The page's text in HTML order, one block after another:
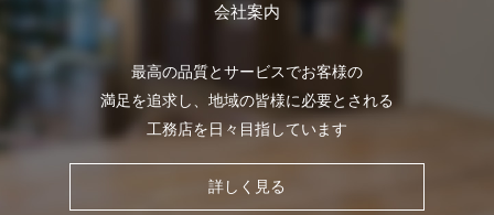
会社案内
最高の品質とサービスでお客様の
満足を追求し、 地域の皆様に必要とされる
工務店を日々目指しています
詳しく見る